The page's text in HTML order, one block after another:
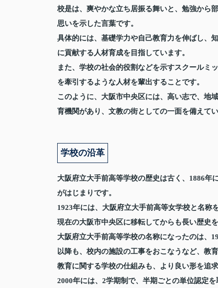
校是は、爽やかな立ち居振る舞いと、勉強から
思いを示した言葉です。
具体的には、基礎学力や自己教育力を伸ばし、
に貢献する人材育成を目指しています。
また、学校の社会的役割などを示すスクールミ
を牽引するような人材を輩出することです。
このように、大阪市中央区には、高い志で、地
育機関があり、文教の街としての一面を備えてい
学校の沿革
大阪府立大手前高等学校の歴史は古く、1886年
がはじまりです。
1923年には、大阪府立大手前高等女学校と名称
現在の大阪市中央区に移転してからも長い歴史
大阪府立大手前高等学校の名称になったのは、
以降も、校内の施設の工事をおこなうなど、教
教育に関する学校の仕組みも、より良い形を追
2000年には、2学期制で、半期ごとの単位認定を